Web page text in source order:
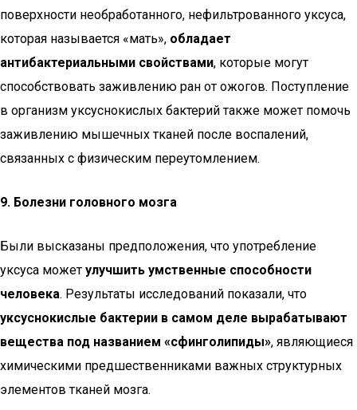
поверхности необработанного, нефильтрованного уксуса,
которая называется «мать», обладает
антибактериальными свойствами, которые могут
способствовать заживлению ран от ожогов. Поступление
в организм уксуснокислых бактерий также может помочь
заживлению мышечных тканей после воспалений,
связанных с физическим переутомлением.
9. Болезни головного мозга
Были высказаны предположения, что употребление
уксуса может улучшить умственные способности
человека. Результаты исследований показали, что
уксуснокислые бактерии в самом деле вырабатывают
вещества под названием «сфинголипиды», являющиеся
химическими предшественниками важных структурных
элементов тканей мозга.